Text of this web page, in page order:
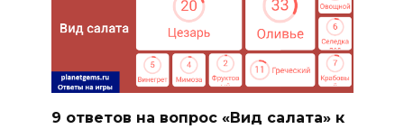
9 ответов на вопрос «Вид салата» к